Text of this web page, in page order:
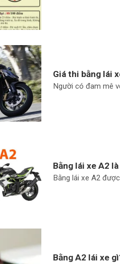
Giá thi bằng lái
Người có đam mê
Bằng lái xe A2
Bằng lái xe A2
Bằng A2 lái xe